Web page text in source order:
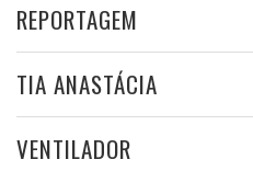
REPORTAGEM
TIA ANASTÁCIA
VENTILADOR